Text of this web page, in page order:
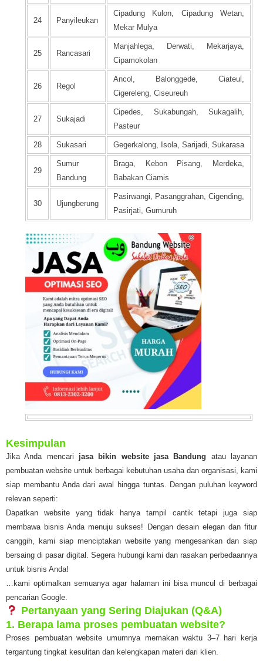
24 Panyileukan
Cipadung Kulon, Cipadung Wetan,
Mekar Mulya
25 Rancasari
Manjahlega, Derwati, Mekarjaya,
Cipamokolan
26 Regol
Ancol, Balonggede, Ciateul,
Cigereleng, Ciseureuh
27 Sukajadi
Cipedes, Sukabungah, Sukagalih,
Pasteur
28 Sukasari Gegerkalong, Isola, Sarijadi, Sukarasa
29
Sumur
Bandung
Braga, Kebon Pisang, Merdeka,
Babakan Ciamis
30 Ujungberung
Pasirwangi, Pasanggrahan, Cigending,
Pasirjati, Gumuruh
Kesimpulan
Jika Anda mencari jasa bikin website jasa Bandung atau layanan
pembuatan website untuk berbagai kebutuhan usaha dan organisasi, kami
siap membantu Anda dari awal hingga tuntas. Dengan puluhan keyword
relevan seperti:
Dapatkan website yang tidak hanya tampil cantik tetapi juga siap
membawa bisnis Anda menuju sukses! Dengan desain elegan dan fitur
canggih, kami siap menciptakan website yang mengesankan dan siap
bersaing di pasar digital. Segera hubungi kami dan rasakan perbedaannya
untuk bisnis Anda!
…kami optimalkan semuanya agar halaman ini bisa muncul di berbagai
pencarian Google.
Pertanyaan yang Sering Diajukan (Q&A)
1. Berapa lama proses pembuatan website?
Proses pembuatan website umumnya memakan waktu 3–7 hari kerja
tergantung tingkat kesulitan dan kelengkapan materi dari klien.